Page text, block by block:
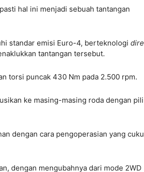
hal ini menjadi sebuah tantangan
standar emisi Euro-4, berteknologi
tantangan tersebut.
torsi puncak 430 Nm pada 2.500 rpm.
ke masing-masing roda dengan
dengan cara pengoperasian yang
dengan mengubahnya dari mode 2WD